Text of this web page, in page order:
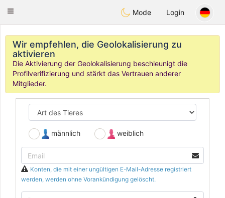
Animour
Toggle
Mode Login
Wir empfehlen, die Geolokalisierung zu
aktivieren
Die Aktivierung der Geolokalisierung beschleunigt die
Profilverifizierung und stärkt das Vertrauen anderer
Mitglieder.
männlich weiblich
Konten, die mit einer ungültigen E-Mail-Adresse registriert
werden, werden ohne Vorankündigung gelöscht.